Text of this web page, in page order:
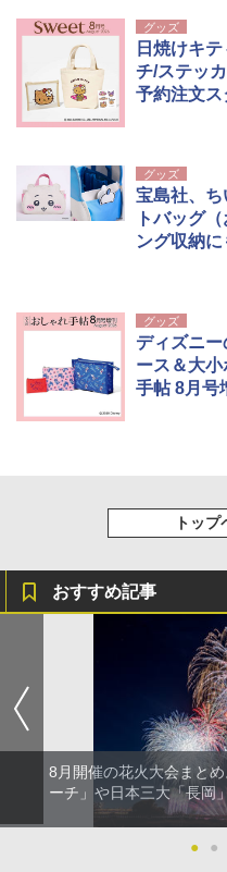
グッズ
日焼けキ
チ/ステッ
予約注文ス
グッズ
宝島社、
トバッグ
ング収納
グッズ
ディズニ
ース＆大
手帖 8月号
トッ
おすすめ記事
8月開催の花火大会まと
ーチ」や日本三大「長岡
● ●